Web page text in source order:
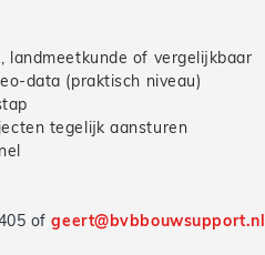
landmeetkunde of vergelijkbaar
data (praktisch niveau)
tegelijk aansturen
ofgeert@bvbbouwsupport.nl